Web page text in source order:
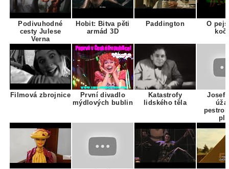
Podivuhodné
cesty Julese
Verna
Hobit: Bitva pěti
armád 3D
Paddington
O
Filmová zbrojnice
První divadlo
mýdlových bublin
Katastrofy
lidského těla
Josef